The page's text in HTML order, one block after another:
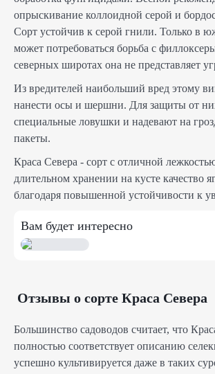
опрыскивание коллоидной серой и
Сорт устойчив к серой гнили. Только в
может потребоваться борьба с
северных широтах она не представляет
Из вредителей наибольший вред этому
нанести осы и шершни. Для защиты от
специальные ловушки и надевают на
пакеты.
Краса Севера - сорт с отличной
длительном хранении на кусте качество
благодаря повышенной устойчивости к
Вам будет интересно
Отзывы о сорте Краса Севера
Большинство садоводов считает, что
полностью соответствует описанию
успешно культивируется даже в таких